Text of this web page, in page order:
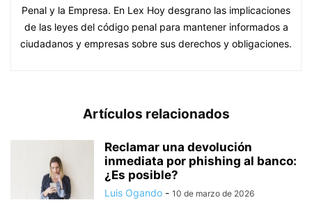
Penal y la Empresa. En Lex Hoy desgrano las implicaciones
de las leyes del código penal para mantener informados a
ciudadanos y empresas sobre sus derechos y obligaciones.
Artículos relacionados
Reclamar una devolución
inmediata por phishing al banco:
¿Es posible?
Luis Ogando - 10 de marzo de 2026